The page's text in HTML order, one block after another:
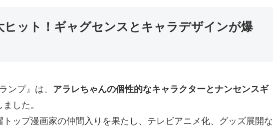
ヒット！ギャグセンスとキャラデザインが爆
ンプ』は、 アラレちゃんの個性的なキャラクターとナンセンスギ
した。
ップ漫画家の仲間入りを果たし、テレビアニメ化、グッズ展開な